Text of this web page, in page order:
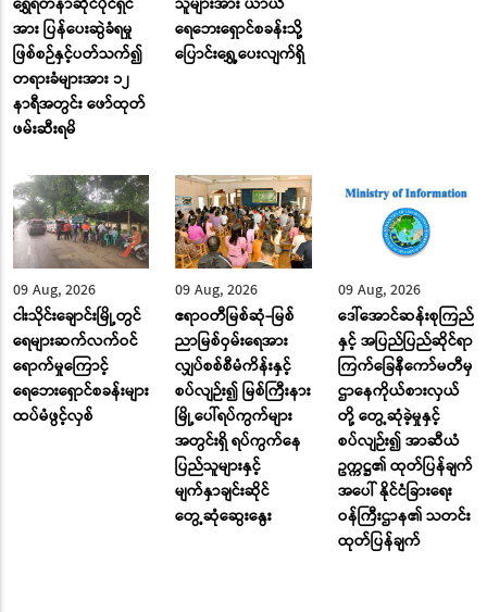
အား ပြန်ပေးဆွဲခံရမှု
ဖြစ်စဉ်နှင့်ပတ်သက်၍
တရားခံများအား ၁၂
နာရီအတွင်း ဖော်ထုတ်
ဖမ်းဆီးရမိ
ရေဘေးရှောင်စခန်းသို့
ပြောင်း‌ရွှေ့ပေးလျက်ရှိ
09 Aug, 2026
ငါးသိုင်းချောင်းမြို့တွင်
ရေများဆက်လက်ဝင်
ရောက်မှုကြောင့်
ရေဘေးရှောင်စခန်းများ
ထပ်မံဖွင့်လှစ်
09 Aug, 2026
ဧရာဝတီမြစ်ဆုံ-မြစ်
ညာမြစ်ဝှမ်းရေအား
လျှပ်စစ်စီမံကိန်းနှင့်
စပ်လျဉ်း၍ မြစ်ကြီးနား
မြို့ပေါ်ရပ်ကွက်များ
အတွင်းရှိ ရပ်ကွက်နေ
ပြည်သူများနှင့်
မျက်နှာချင်းဆိုင်
တွေ့ဆုံဆွေးနွေး
09 Aug, 2026
ဒေါ်အောင်ဆန်းစုကြည်
နှင့် အပြည်ပြည်ဆိုင်ရာ
ကြက်ခြေနီကော်မတီမှ
ဌာနေကိုယ်စားလှယ်
တို့ တွေ့ဆုံခဲ့မှုနှင့်
စပ်လျဉ်း၍ အာဆီယံ
ဥက္ကဋ္ဌ၏ ထုတ်ပြန်ချက်
အပေါ် နိုင်ငံခြားရေး
ဝန်ကြီးဌာန၏ သတင်း
ထုတ်ပြန်ချက်